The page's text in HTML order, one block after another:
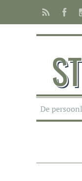
De